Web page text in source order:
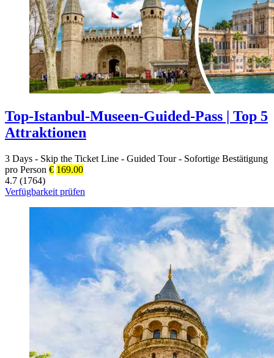
Top-Istanbul-Museen-Guided-Pass | Top 5
Attraktionen
3 Days - Skip the Ticket Line - Guided Tour - Sofortige Bestätigung
pro Person € 169.00
4.7 (1764)
Verfügbarkeit prüfen